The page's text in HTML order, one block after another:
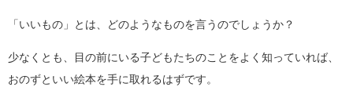
「いいもの」とは、どのようなものを言うのでしょうか？
少なくとも、目の前にいる子どもたちのことをよく知っていれば、
おのずといい絵本を手に取れるはずです。